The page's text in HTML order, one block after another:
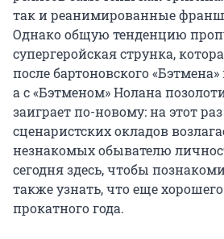
так и реанимированные
Однако общую тенденцию
супергеройская струнка,
после бартоновского
а с «Бэтменом» Нолана
заиграет по-новому: на этот
сценаристских окладов
незнакомых обывателю
сегодня здесь, чтобы
также узнать, что еще
прокатного года.